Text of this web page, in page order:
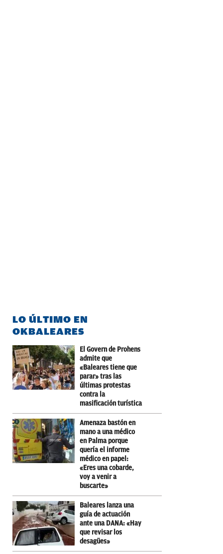
LO ÚLTIMO EN
OKBALEARES
El Govern de Prohens
admite que
«Baleares tiene que
parar» tras las
últimas protestas
contra la
masificación turística
Amenaza bastón en
mano a una médico
en Palma porque
quería el informe
médico en papel:
«Eres una cobarde,
voy a venir a
buscarte»
Baleares lanza una
guía de actuación
ante una DANA: «Hay
que revisar los
desagües»